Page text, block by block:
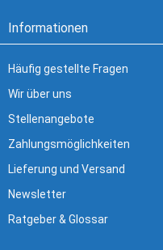
Informationen
Häufig gestellte Fragen
Wir über uns
Stellenangebote
Zahlungsmöglichkeiten
Lieferung und Versand
Newsletter
Ratgeber & Glossar